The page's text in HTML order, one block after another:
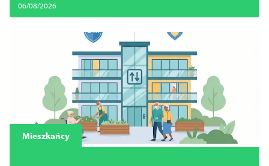
06/08/2026
Mieszkańcy